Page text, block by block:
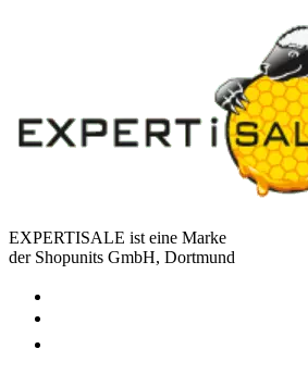
EXPERTISALE ist eine Marke
der Shopunits GmbH, Dortmund